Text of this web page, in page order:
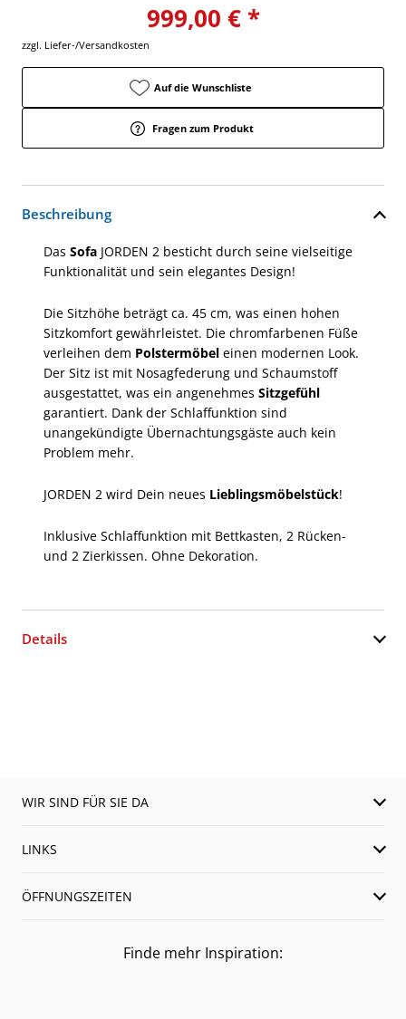
999,00 € *
zzgl. Liefer-/Versandkosten
Auf die Wunschliste
Fragen zum Produkt
Beschreibung
Das Sofa JORDEN 2 besticht durch seine vielseitige
Funktionalität und sein elegantes Design!
Die Sitzhöhe beträgt ca. 45 cm, was einen hohen
Sitzkomfort gewährleistet. Die chromfarbenen Füße
verleihen dem Polstermöbel einen modernen Look.
Der Sitz ist mit Nosagfederung und Schaumstoff
ausgestattet, was ein angenehmes Sitzgefühl
garantiert. Dank der Schlaffunktion sind
unangekündigte Übernachtungsgäste auch kein
Problem mehr.
JORDEN 2 wird Dein neues Lieblingsmöbelstück!
Inklusive Schlaffunktion mit Bettkasten, 2 Rücken-
und 2 Zierkissen. Ohne Dekoration.
Details
WIR SIND FÜR SIE DA
LINKS
ÖFFNUNGSZEITEN
Finde mehr Inspiration: